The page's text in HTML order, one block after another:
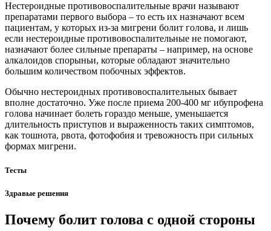
Нестероидные противовоспалительные врачи называют
препаратами первого выбора – то есть их назначают всем
пациентам, у которых из-за мигрени болит голова, и лишь
если нестероидные противовоспалительные не помогают,
назначают более сильные препараты – например, на основе
алкалоидов спорыньи, которые обладают значительно
большим количеством побочных эффектов.
Обычно нестероидных противовоспалительных бывает
вполне достаточно. Уже после приема 200-400 мг ибупрофена
голова начинает болеть гораздо меньше, уменьшается
длительность приступов и выраженность таких симптомов,
как тошнота, рвота, фотофобия и тревожность при сильных
формах мигрени.
Тесты
Здравые решения
Почему болит голова с одной стороны